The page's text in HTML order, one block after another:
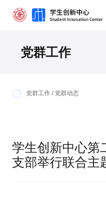
党群工作
党群工作 / 党群动态
学生创新中心第
支部举行联合主